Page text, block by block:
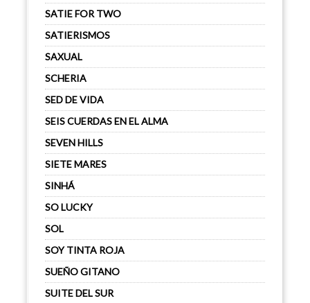
SATIE FOR TWO
SATIERISMOS
SAXUAL
SCHERIA
SED DE VIDA
SEIS CUERDAS EN EL ALMA
SEVEN HILLS
SIETE MARES
SINHÁ
SO LUCKY
SOL
SOY TINTA ROJA
SUEÑO GITANO
SUITE DEL SUR